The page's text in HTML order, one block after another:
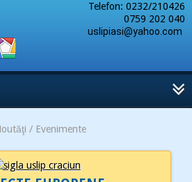
Telefon: 0232/210426
202 040
uslipiasi@yahoo.com
/ Evenimente